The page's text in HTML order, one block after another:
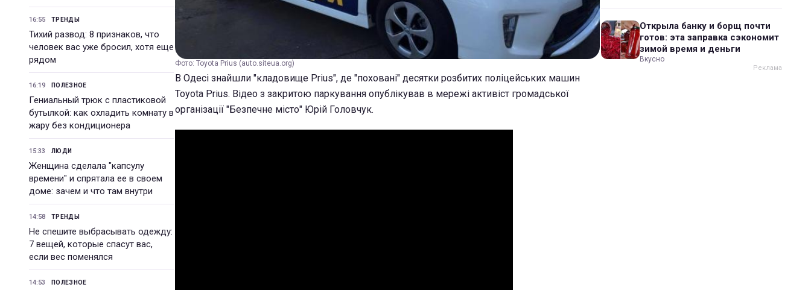
16:55 ТРЕНДЫ
Тихий развод: 8 признаков, что
человек вас уже бросил, хотя еще
рядом
16:19 ПОЛЕЗНОЕ
Гениальный трюк с пластиковой
бутылкой: как охладить комнату в
жару без кондиционера
15:33 ЛЮДИ
Женщина сделала "капсулу
времени" и спрятала ее в своем
доме: зачем и что там внутри
14:58 ТРЕНДЫ
Не спешите выбрасывать одежду:
7 вещей, которые спасут вас,
если вес поменялся
14:53 ПОЛЕЗНОЕ
Фото: Toyota Prius (auto.siteua.org)
В Одесі знайшли "кладовище Prius", де "поховані" десятки розбитих поліцейських машин
Toyota Prius. Відео з закритою паркування опублікував в мережі активіст громадської
організації "Безпечне місто" Юрій Головчук.
Открыла банку и борщ почти
готов: эта заправка сэкономит
зимой время и деньги
Вкусно